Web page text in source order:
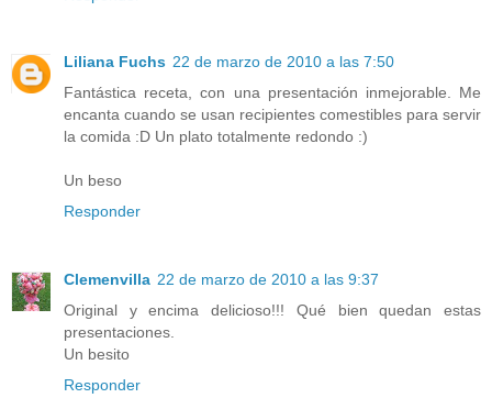
Liliana Fuchs 22 de marzo de 2010 a las 7:50
Fantástica receta, con una presentación inmejorable. Me
encanta cuando se usan recipientes comestibles para servir
la comida :D Un plato totalmente redondo :)
Un beso
Responder
Clemenvilla 22 de marzo de 2010 a las 9:37
Original y encima delicioso!!! Qué bien quedan estas
presentaciones.
Un besito
Responder